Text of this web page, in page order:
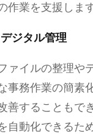
作業を支援します
ジタル管理
ァイルの整理や
事務作業の簡素
善することもで
自動化できるた